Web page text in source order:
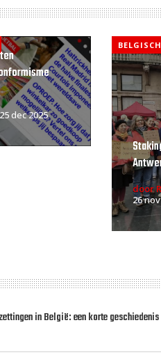
25 dec 2025
door
26
in België: een korte geschiedenis